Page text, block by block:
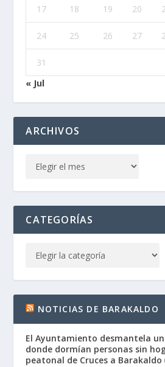
17 18 19 20
24 25 26 27
31
« Jul
ARCHIVOS
CATEGORÍAS
NOTICIAS DE BARAKALDO
El Ayuntamiento desmantela
donde dormían personas sin
peatonal de Cruces a Barakaldo